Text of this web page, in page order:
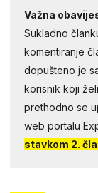
Važna
Sukladno
komentiranje
dopušteno je
korisnik koji
prethodno se
web portalu
stavkom 2.